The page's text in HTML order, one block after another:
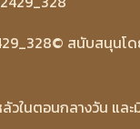
© สนับสนุนโ
วในตอนกลางวัน แล